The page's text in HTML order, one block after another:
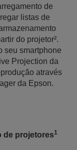
de
listas de
do projetor².
seu smartphone
Projection da
através
da Epson.
de projetores1